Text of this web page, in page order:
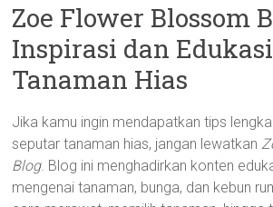
Zoe Flower Blossom
Inspirasi dan Edukasi
Tanaman Hias
Jika kamu ingin mendapatkan tips
seputar tanaman hias, jangan lewatkan
Blog. Blog ini menghadirkan konten
mengenai tanaman, bunga, dan kebun